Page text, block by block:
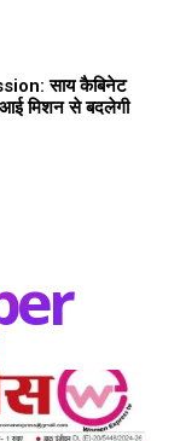
साय कैबिनेट
मिशन से बदलेगी